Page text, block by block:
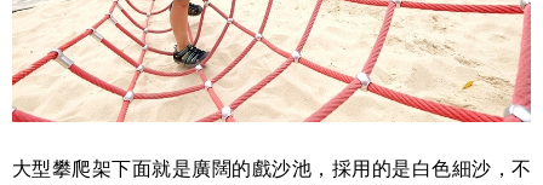
大型攀爬架下面就是廣闊的戲沙池，採用的是白色細沙，不